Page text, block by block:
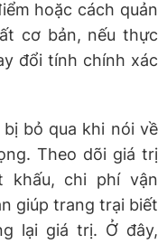
hoặc cách quản
cơ bản, nếu thực
đổi tính chính xác
bỏ qua khi nói về
Theo dõi giá trị
khấu, chi phí vận
giúp trang trại biết
lại giá trị. Ở đây,